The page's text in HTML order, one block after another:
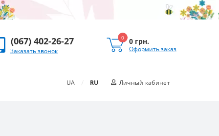
(067) 402-26-27
Заказать звонок
0 0 грн.
Оформить заказ
UA / RU Личный кабинет